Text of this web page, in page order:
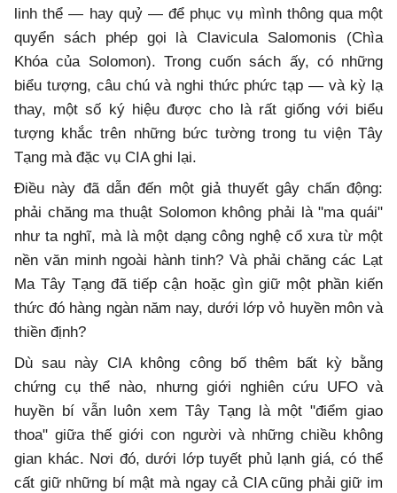
linh thể — hay quỷ — để phục vụ mình thông qua một
quyển sách phép gọi là Clavicula Salomonis (Chìa
Khóa của Solomon). Trong cuốn sách ấy, có những
biểu tượng, câu chú và nghi thức phức tạp — và kỳ lạ
thay, một số ký hiệu được cho là rất giống với biểu
tượng khắc trên những bức tường trong tu viện Tây
Tạng mà đặc vụ CIA ghi lại.
Điều này đã dẫn đến một giả thuyết gây chấn động:
phải chăng ma thuật Solomon không phải là "ma quái"
như ta nghĩ, mà là một dạng công nghệ cổ xưa từ một
nền văn minh ngoài hành tinh? Và phải chăng các Lạt
Ma Tây Tạng đã tiếp cận hoặc gìn giữ một phần kiến
thức đó hàng ngàn năm nay, dưới lớp vỏ huyền môn và
thiền định?
Dù sau này CIA không công bố thêm bất kỳ bằng
chứng cụ thể nào, nhưng giới nghiên cứu UFO và
huyền bí vẫn luôn xem Tây Tạng là một "điểm giao
thoa" giữa thế giới con người và những chiều không
gian khác. Nơi đó, dưới lớp tuyết phủ lạnh giá, có thể
cất giữ những bí mật mà ngay cả CIA cũng phải giữ im